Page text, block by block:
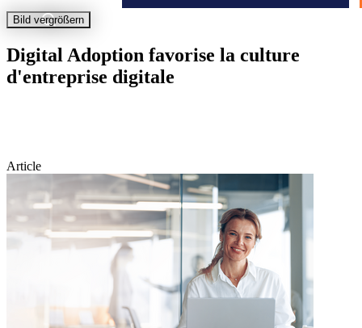
Bild vergrößern
Digital Adoption favorise la culture
d'entreprise digitale
Article